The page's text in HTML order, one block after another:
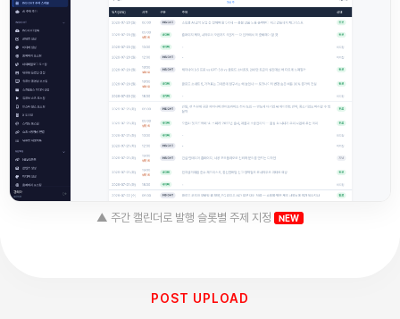
▲ 주간 캘린더로 발행 슬롯별 주제 지정 NEW
POST UPLOAD